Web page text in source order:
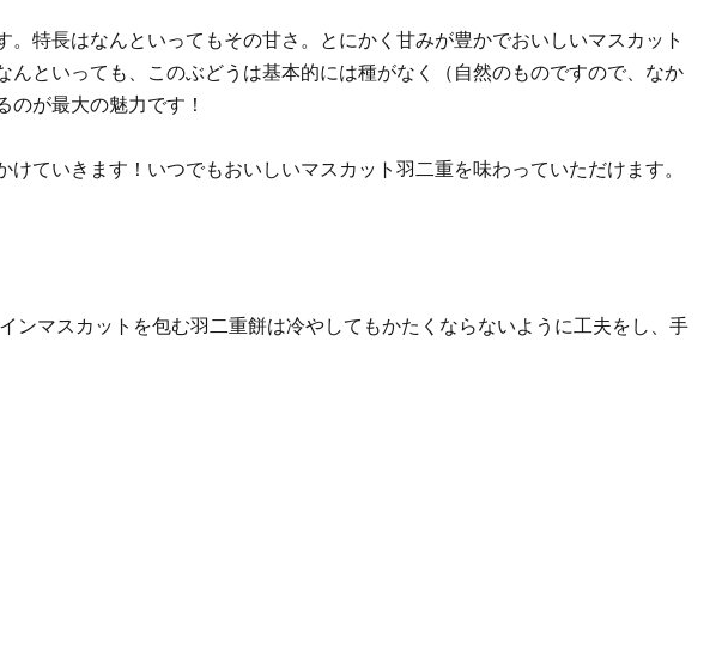
特長はなんといってもその甘さ。とにかく甘みが豊かでおいしいマスカット
といっても、このぶどうは基本的には種がなく（自然のものですので、なか
が最大の魅力です！
ていきます！いつでもおいしいマスカット羽二重を味わっていただけます。
ンマスカットを包む羽二重餅は冷やしてもかたくならないように工夫をし、手